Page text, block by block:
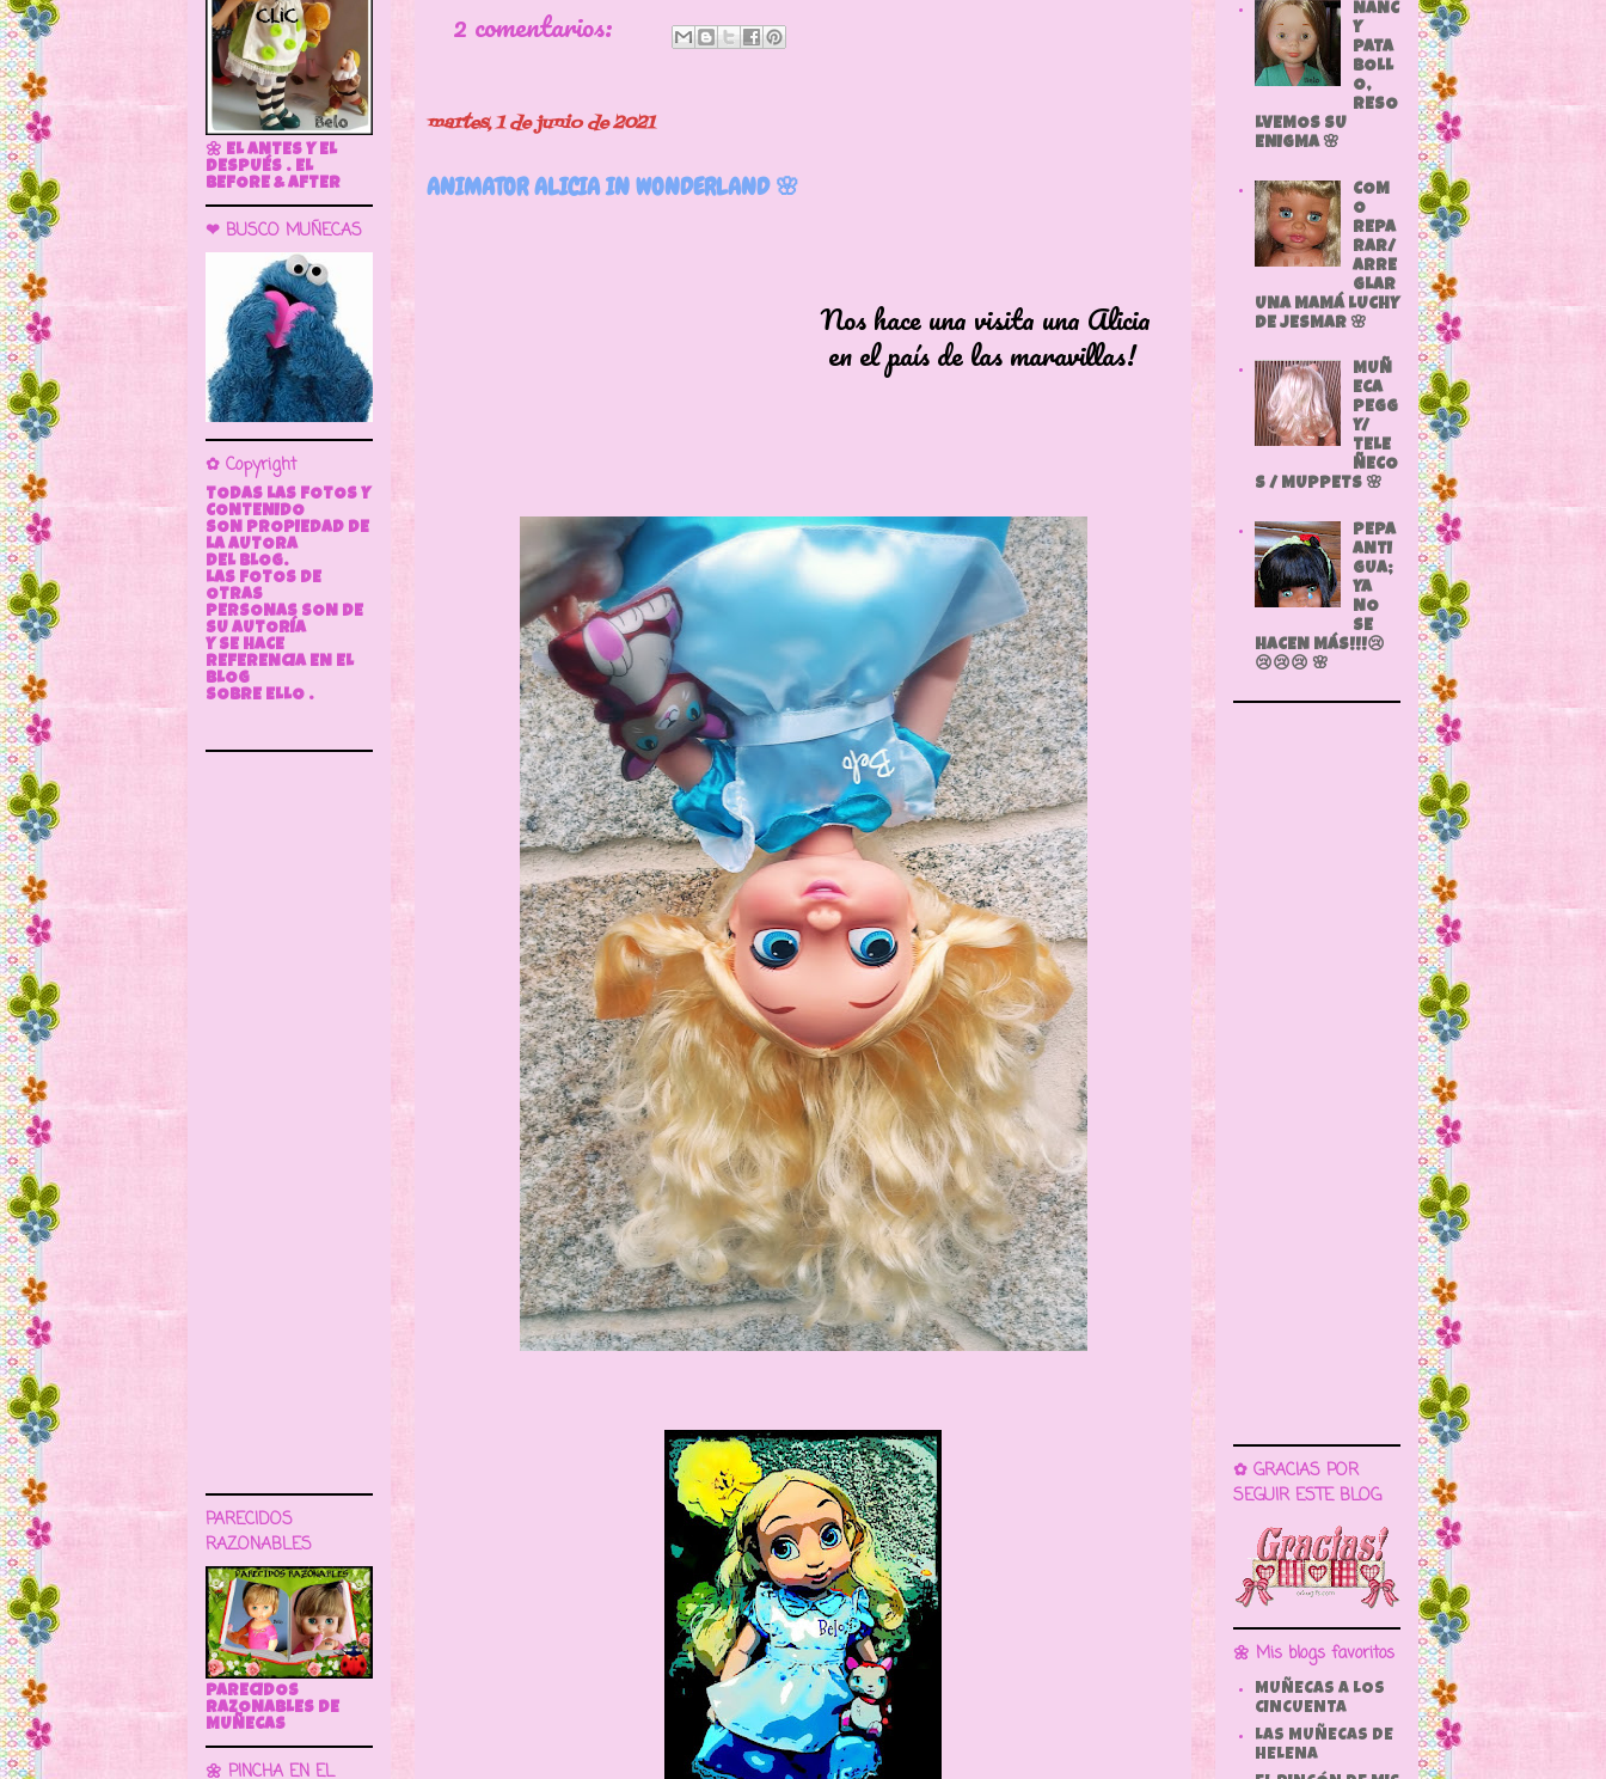
2 comentarios:
martes, 1 de junio de 2021
ANIMATOR ALICIA IN WONDERLAND 🌸
Nos hace una visita una Alicia
en el país de las maravillas!
🌼 EL ANTES Y EL
DESPUÉS . EL
BEFORE & AFTER
❤ BUSCO MUÑECAS
✿ Copyright
TODAS LAS FOTOS Y
CONTENIDO
SON PROPIEDAD DE
LA AUTORA
DEL BLOG.
LAS FOTOS DE
OTRAS
PERSONAS SON DE
SU AUTORÍA
Y SE HACE
REFERENCIA EN EL
BLOG
SOBRE ELLO .
PARECIDOS
RAZONABLES
PARECIDOS
RAZONABLES DE
MUÑECAS
🌼 PINCHA EN EL
NANC
Y
PATA
BOLL
O,
RESO
LVEMOS SU
ENIGMA 🌸
COM
O
REPA
RAR/
ARRE
GLAR
UNA MAMÁ LUCHY
DE JESMAR 🌸
MUÑ
ECA
PEGG
Y/
TELE
ÑECO
S / MUPPETS 🌸
PEPA
ANTI
GUA;
YA
NO
SE
HACEN MÁS!!!😢
😢😢😢 🌸
✿ GRACIAS POR
SEGUIR ESTE BLOG
🌼 Mis blogs favoritos
MUÑECAS A LOS
CINCUENTA
LAS MUÑECAS DE
HELENA